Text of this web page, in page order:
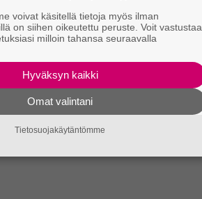
voivat käsitellä tietoja myös ilman
on siihen oikeutettu peruste. Voit vastustaa
milloin tahansa seuraavalla
Hyväksyn kaikki
Omat valintani
Tietosuojakäytäntömme